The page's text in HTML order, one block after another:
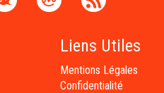
Liens Utiles
Mentions Légales
Confidentialité